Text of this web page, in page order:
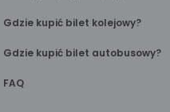
Gdzie kupić bilet kolejowy?
Gdzie kupić bilet autobusowy?
FAQ